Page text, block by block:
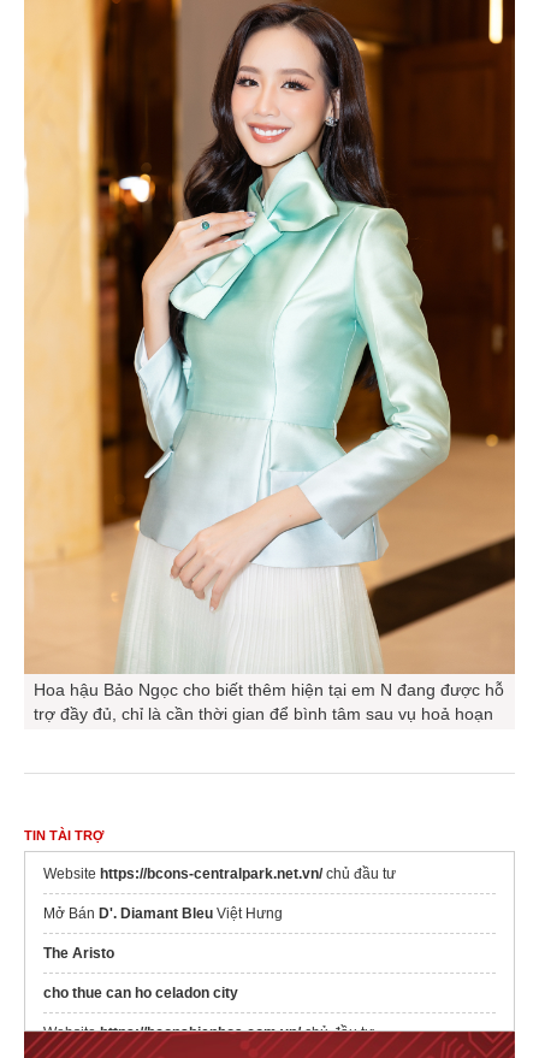
Hoa hậu Bảo Ngọc cho biết thêm hiện tại em N đang được hỗ
trợ đầy đủ, chỉ là cần thời gian để bình tâm sau vụ hoả hoạn
TIN TÀI TRỢ
Website https://bcons-centralpark.net.vn/chủ đầu tư
Mở Bán D'. Diamant Bleu Việt Hưng
The Aristo
cho thue can ho celadon city
Websitehttps://bconsbienhoa.com.vn/chủ đầu tư